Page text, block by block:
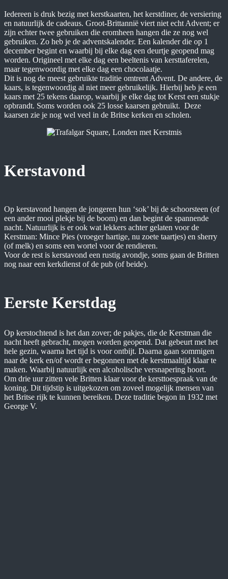
Iedereen is druk bezig met kerstkaarten, het kerstdiner, de versiering
en natuurlijk de cadeaus. Groot-Brittannië viert niet echt Advent; er
zijn echter twee gebruiken die eromheen hangen die ze nog wel
gebruiken. Zo heb je de adventskalender. Een kalender die op 1
december begint en waarbij bij elke dag een deurtje geopend mag
worden. Origineel met elke dag een beeltenis van kersttaferelen,
maar tegenwoordig met elke dag een chocolaatje.
Dit is nog de meest gebruikte traditie omtrent Advent. De andere, de
kaars, is tegenwoordig al niet meer gebruikelijk. Hierbij heb je een
kaars met 25 tekens daarop, waarbij je elke dag tot Kerst een stukje
opbrandt. Soms worden ook 25 losse kaarsen gebruikt. Deze
kaarsen zie je nog wel veel in de Britse kerken en scholen.
Kerstavond
Op kerstavond hangen de jongeren hun ‘sok’ bij de schoorsteen (of
een ander mooi plekje bij de boom) en dan begint de spannende
nacht. Natuurlijk is er ook wat lekkers achter gelaten voor de
Kerstman: Mince Pies (vroeger hartige, nu zoete taartjes) en sherry
(of melk) en soms een wortel voor de rendieren.
Voor de rest is kerstavond een rustig avondje, soms gaan de Britten
nog naar een kerkdienst of de pub (of beide).
Eerste Kerstdag
Op kerstochtend is het dan zover; de pakjes, die de Kerstman die
nacht heeft gebracht, mogen worden geopend. Dat gebeurt met het
hele gezin, waarna het tijd is voor ontbijt. Daarna gaan sommigen
naar de kerk en/of wordt er begonnen met de kerstmaaltijd klaar te
maken. Waarbij natuurlijk een alcoholische versnapering hoort.
Om drie uur zitten vele Britten klaar voor de kersttoespraak van de
koning. Dit tijdstip is uitgekozen om zoveel mogelijk mensen van
het Britse rijk te kunnen bereiken. Deze traditie begon in 1932 met
George V.